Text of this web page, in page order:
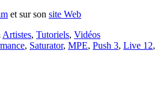
et sur son site Web
Artistes, Tutoriels, Vidéos
, Saturator, MPE, Push 3, Live 12,